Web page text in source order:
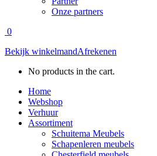
Onze partners
0
Bekijk winkelmandAfrekenen
No products in the cart.
Home
Webshop
Verhuur
Assortiment
Schuitema Meubels
Schapenleren meubels